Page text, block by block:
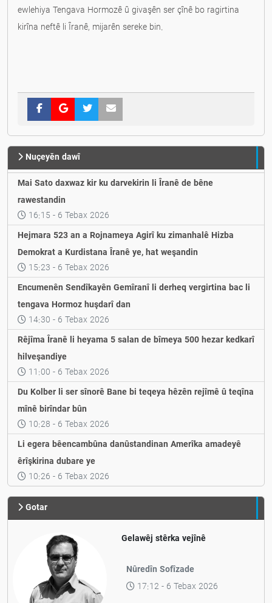
ewlehiya Tengava Hormozê û givaşên ser çînê bo ragirtina
kirîna neftê li Îranê, mijarên sereke bin.
Nuçeyěn dawî
Mai Sato daxwaz kir ku darvekirin li Îranê de bêne
rawestandin
16:15 - 6 Tebax 2026
Hejmara 523 an a Rojnameya Agirî ku zimanhalê Hizba
Demokrat a Kurdistana Îranê ye, hat weşandin
15:23 - 6 Tebax 2026
Encumenên Sendîkayên Gemîranî li derheq vergirtina bac li
tengava Hormoz huşdarî dan
14:30 - 6 Tebax 2026
Rêjîma Îranê li heyama 5 salan de bîmeya 500 hezar kedkarî
hilveşandiye
11:00 - 6 Tebax 2026
Du Kolber li ser sînorê Bane bi teqeya hêzên rejîmê û teqîna
mînê birîndar bûn
10:28 - 6 Tebax 2026
Li egera bêencambûna danûstandinan Amerîka amadeyê
êrîşkirina dubare ye
10:26 - 6 Tebax 2026
Gotar
Gelawêj stêrka vejînê
Nûredîn Sofîzade
17:12 - 6 Tebax 2026